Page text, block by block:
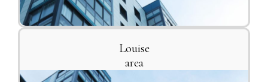
Louise
area